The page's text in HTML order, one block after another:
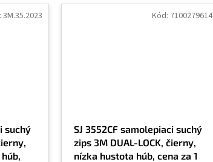
suchý
3M.35.2023
SJ 3552CF samolepiaci suchý
zips 3M DUAL-LOCK, čierny,
nízka hustota húb, cena za 1
Kód: 7100279614